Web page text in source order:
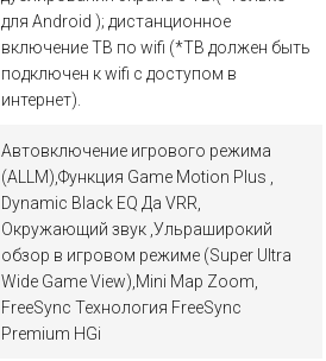
для Android ); дистанционное
включение ТВ по wifi (*ТВ должен быть
подключен к wifi с доступом в
интернет).
Автовключение игрового режима
(ALLM),Функция Game Motion Plus ,
Dynamic Black EQ Да VRR,
Окружающий звук ,Ульраширокий
обзор в игровом режиме (Super Ultra
Wide Game View),Mini Map Zoom,
FreeSync Технология FreeSync
Premium HGi